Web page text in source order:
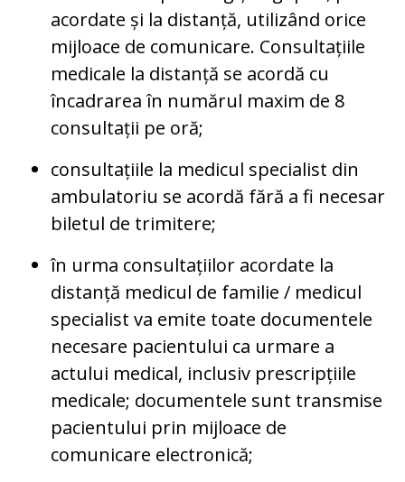
acordate și la distanță, utilizând orice
mijloace de comunicare. Consultațiile
medicale la distanță se acordă cu
încadrarea în numărul maxim de 8
consultații pe oră;
consultațiile la medicul specialist din
ambulatoriu se acordă fără a fi necesar
biletul de trimitere;
în urma consultațiilor acordate la
distanță medicul de familie / medicul
specialist va emite toate documentele
necesare pacientului ca urmare a
actului medical, inclusiv prescripțiile
medicale; documentele sunt transmise
pacientului prin mijloace de
comunicare electronică;